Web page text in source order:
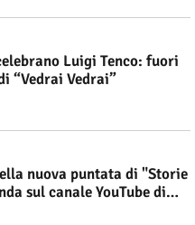
Luigi Tenco: fuori
“Vedrai Vedrai”
nuova puntata di "Storie
sul canale YouTube di